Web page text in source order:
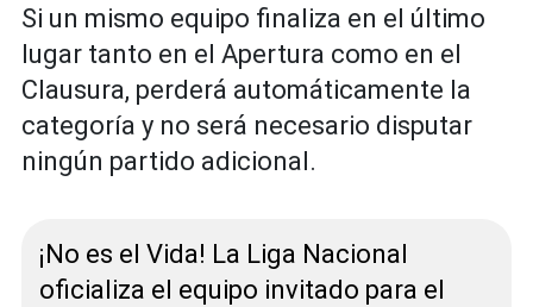
Si un mismo equipo finaliza en el último
lugar tanto en el Apertura como en el
Clausura, perderá automáticamente la
categoría y no será necesario disputar
ningún partido adicional.
¡No es el Vida! La Liga Nacional
oficializa el equipo invitado para el